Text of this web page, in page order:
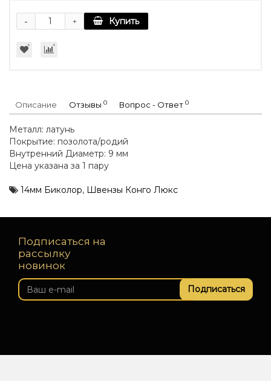
+
- Купить
Описание Отзывы 0 Вопрос - Ответ 0
Металл: латунь
Покрытие: позолота/родий
Внутренний Диаметр: 9 мм
Цена указана за 1 пару
14мм Биколор, Швензы Конго Люкс
Подписаться на
рассылку
новинок
Подписаться